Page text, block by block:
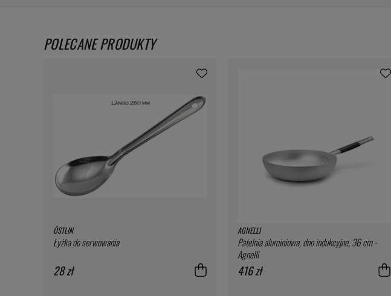
ÖSTLIN
Łyżka do serwowania
28 zł
AGNELLI
Patelnia aluminiowa, dno indukcyjne, 36 cm -
Agnelli
416 zł
POLECANE PRODUKTY